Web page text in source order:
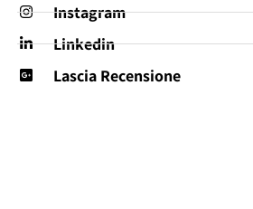
Instagram
Linkedin
Lascia Recensione